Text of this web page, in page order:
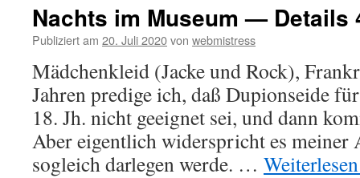
Nachts im Museum — Details
Publiziert am 20. Juli 2020von webmistress
Mädchenkleid (Jacke und Rock),
Jahren predige ich, daß Dupionseide
18. Jh. nicht geeignet sei, und dann
Aber eigentlich widerspricht es meiner
sogleich darlegen werde. …